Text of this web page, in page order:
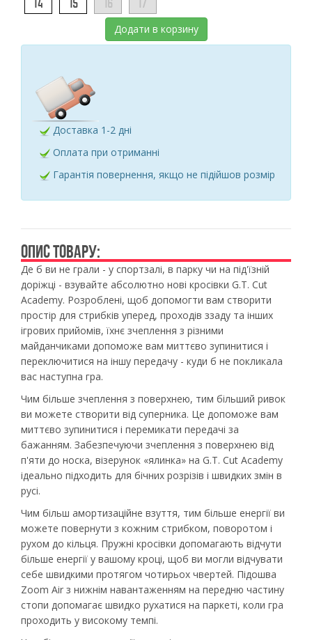
Додати в корзину
Доставка 1-2 дні
Оплата при отриманні
Гарантія повернення, якщо не підійшов розмір
ОПИС ТОВАРУ:
Де б ви не грали - у спортзалі, в парку чи на під'їзній
доріжці - взувайте абсолютно нові кросівки G.T. Cut
Academy. Розроблені, щоб допомогти вам створити
простір для стрибків уперед, проходів ззаду та інших
ігрових прийомів, їхнє зчеплення з різними
майданчиками допоможе вам миттєво зупинитися і
переключитися на іншу передачу - куди б не покликала
вас наступна гра.
Чим більше зчеплення з поверхнею, тим більший ривок
ви можете створити від суперника. Це допоможе вам
миттєво зупинитися і перемикати передачі за
бажанням. Забезпечуючи зчеплення з поверхнею від
п'яти до носка, візерунок «ялинка» на G.T. Cut Academy
ідеально підходить для бічних розрізів і швидких змін в
русі.
Чим більш амортизаційне взуття, тим більше енергії ви
можете повернути з кожним стрибком, поворотом і
рухом до кільця. Пружні кросівки допомагають відчути
більше енергії у вашому кроці, щоб ви могли відчувати
себе швидкими протягом чотирьох чвертей. Підошва
Zoom Air з нижнім навантаженням на передню частину
стопи допомагає швидко рухатися на паркеті, коли гра
проходить у високому темпі.